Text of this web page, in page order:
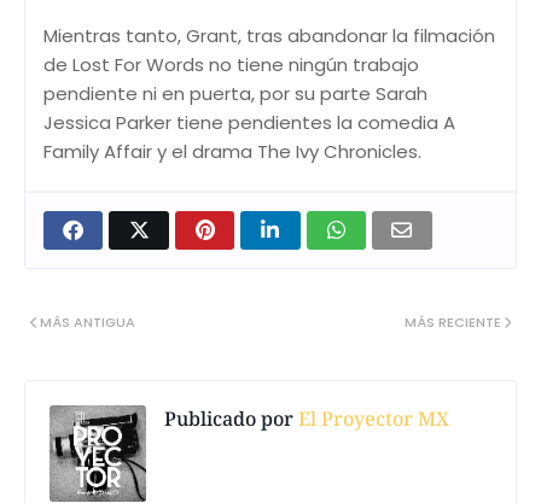
Mientras tanto, Grant, tras abandonar la filmación
de Lost For Words no tiene ningún trabajo
pendiente ni en puerta, por su parte Sarah
Jessica Parker tiene pendientes la comedia A
Family Affair y el drama The Ivy Chronicles.
MÁS RECIENTE
MÁS ANTIGUA
Publicado porEl Proyector MX